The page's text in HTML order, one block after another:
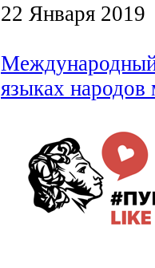
22 Января 2019
языках народов